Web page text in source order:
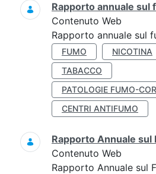
Rapporto annuale sul
Contenuto Web
Rapporto annuale sul
FUMO NICOTINA
TABACCO
PATOLOGIE FUMO-
CENTRI ANTIFUMO
Rapporto Annuale sul
Contenuto Web
Rapporto Annuale sul